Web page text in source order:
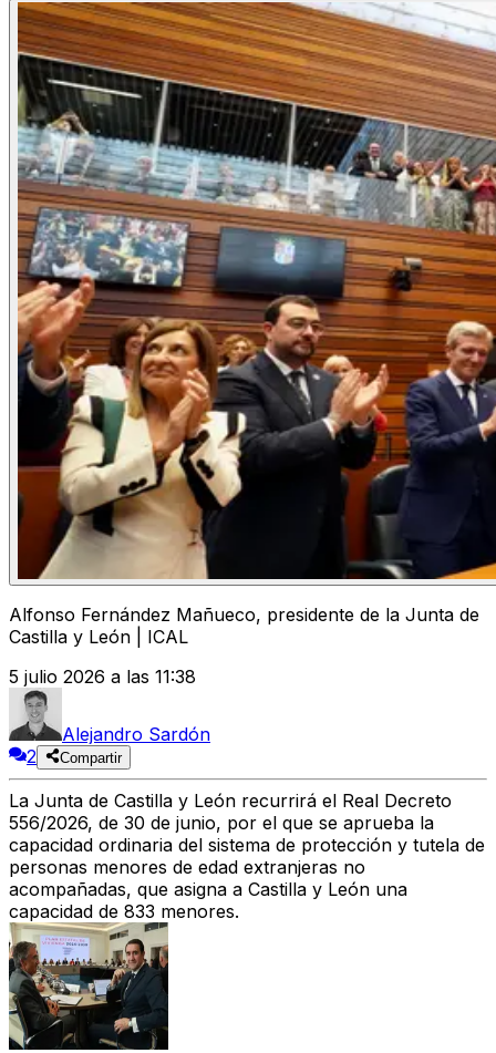
Alfonso Fernández Mañueco, presidente de la Junta de
Castilla y León | ICAL
5 julio 2026 a las 11:38
Alejandro Sardón
2
Compartir
La Junta de Castilla y León recurrirá el Real Decreto
556/2026, de 30 de junio, por el que se aprueba la
capacidad ordinaria del sistema de protección y tutela de
personas menores de edad extranjeras no
acompañadas, que asigna a Castilla y León una
capacidad de 833 menores.